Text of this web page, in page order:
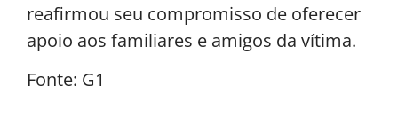
reafirmou seu compromisso de oferecer
apoio aos familiares e amigos da vítima.
Fonte: G1